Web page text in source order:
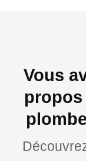
Vous
propos